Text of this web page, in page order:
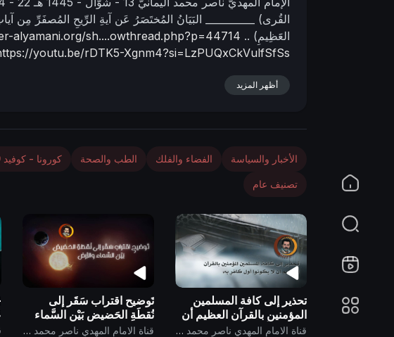
nالقُرى)
البَيَانُ المُختَصَرُ عَن آيةِ الرِّيحِ المُصفَرِّ مِن
العََظِيمِ) .. alyamani.org/sh....owthread.php?p=44714
youtu.be/rDTK5-Xgnm4?si=LzPUQxCkVulfSfSs
أظهر المزيد
الأخبار والسياسة الفضاء والفلك الطب والصحة كورونا - كوفيد 19
تصنيف عام
تحذير إلى كافة المسلمين
المؤمنين بالقرآن العظيم أن
لا يكونوا أول كافرٍ به ..
قناة الامام المهدي ناصر محمد اليماني
تَوضيح اقتراب سَقَر إلى
نُقطَةِ الحَضيض بَيْن السَّماء
والأرض ..
قناة الامام المهدي ناصر محمد اليماني